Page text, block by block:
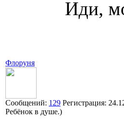
Иди,
Флоруня
Сообщений: 129 Регистрация:
Ребёнок в душе.)